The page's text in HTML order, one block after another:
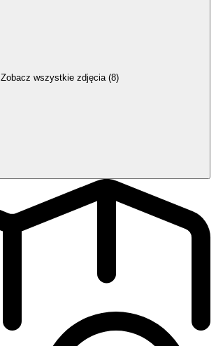
Zobacz wszystkie zdjęcia (8)